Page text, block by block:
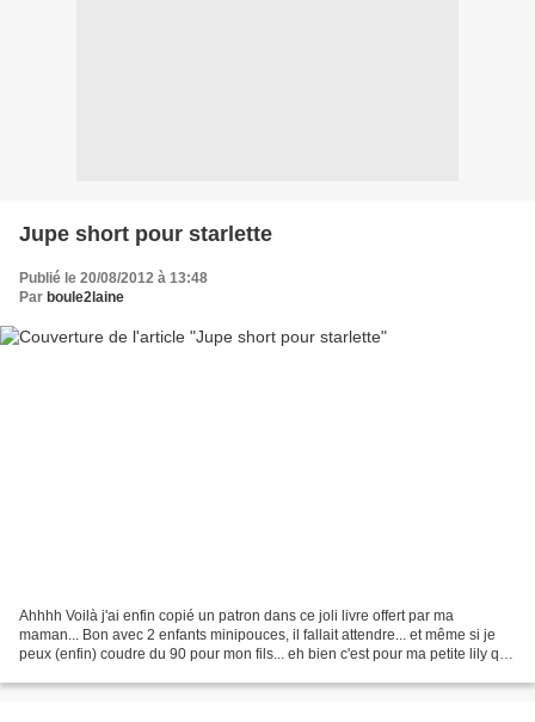
Jupe short pour starlette
Publié le 20/08/2012 à 13:48
Par boule2laine
Ahhhh Voilà j'ai enfin copié un patron dans ce joli livre offert par ma
maman... Bon avec 2 enfants minipouces, il fallait attendre... et même si je
peux (enfin) coudre du 90 pour mon fils... eh bien c'est pour ma petite lily que